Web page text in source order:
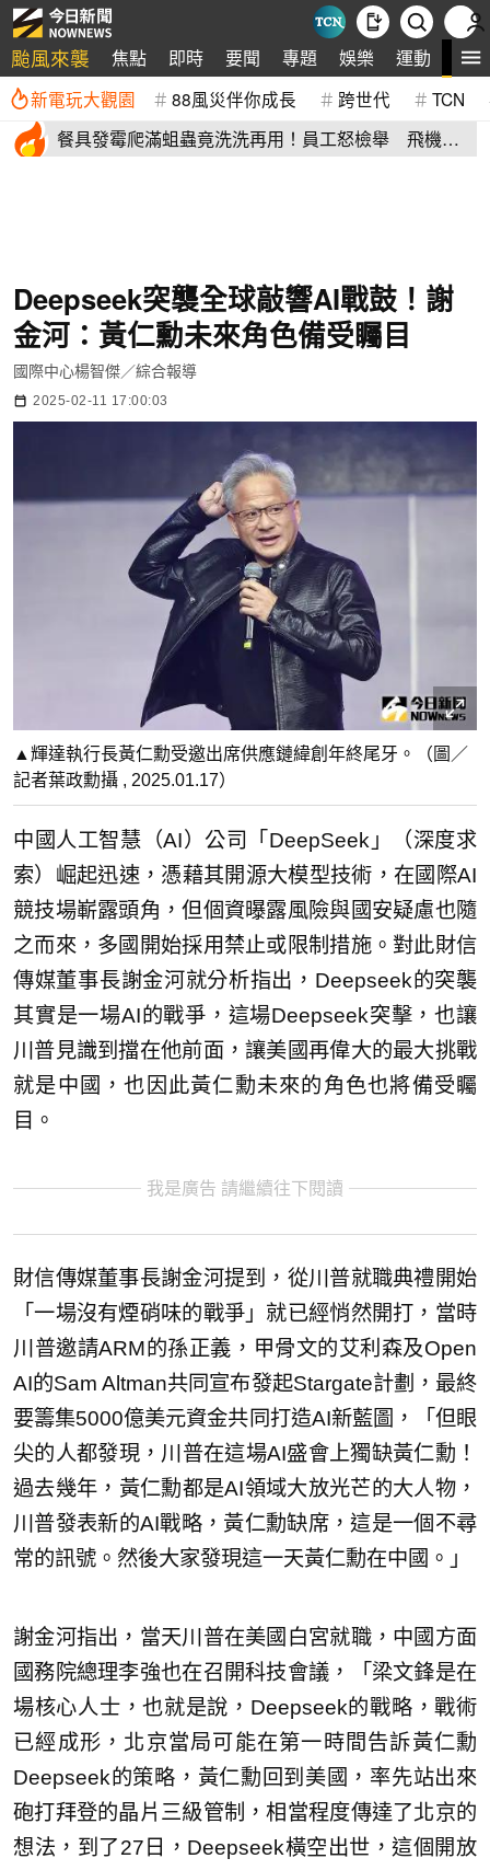
颱風來襲 焦點 即時 要聞 專題 娛樂 運動 全
新電玩大觀園 88風災伴你成長 跨世代 TCN
餐具發霉爬滿蛆蟲竟洗洗再用！員工怒檢舉 飛機餐
Deepseek突襲全球敲響AI戰鼓！謝
金河：黃仁勳未來角色備受矚目
國際中心楊智傑／綜合報導
2025-02-11 17:00:03
▲輝達執行長黃仁勳受邀出席供應鏈緯創年終尾牙。（圖／
記者葉政勳攝 , 2025.01.17）
中國人工智慧（AI）公司「DeepSeek」（深度求
索）崛起迅速，憑藉其開源大模型技術，在國際AI
競技場嶄露頭角，但個資曝露風險與國安疑慮也隨
之而來，多國開始採用禁止或限制措施。對此財信
傳媒董事長謝金河就分析指出，Deepseek的突襲
其實是一場AI的戰爭，這場Deepseek突擊，也讓
川普見識到擋在他前面，讓美國再偉大的最大挑戰
就是中國，也因此黃仁勳未來的角色也將備受矚
目。
我是廣告 請繼續往下閱讀
財信傳媒董事長謝金河提到，從川普就職典禮開始
「一場沒有煙硝味的戰爭」就已經悄然開打，當時
川普邀請ARM的孫正義，甲骨文的艾利森及Open
AI的Sam Altman共同宣布發起Stargate計劃，最終
要籌集5000億美元資金共同打造AI新藍圖，「但眼
尖的人都發現，川普在這場AI盛會上獨缺黃仁勳！
過去幾年，黃仁勳都是AI領域大放光芒的大人物，
川普發表新的AI戰略，黃仁勳缺席，這是一個不尋
常的訊號。然後大家發現這一天黃仁勳在中國。」
謝金河指出，當天川普在美國白宮就職，中國方面
國務院總理李強也在召開科技會議，「梁文鋒是在
場核心人士，也就是說，Deepseek的戰略，戰術
已經成形，北京當局可能在第一時間告訴黃仁勳
Deepseek的策略，黃仁勳回到美國，率先站出來
砲打拜登的晶片三級管制，相當程度傳達了北京的
想法，到了27日，Deepseek橫空出世，這個開放